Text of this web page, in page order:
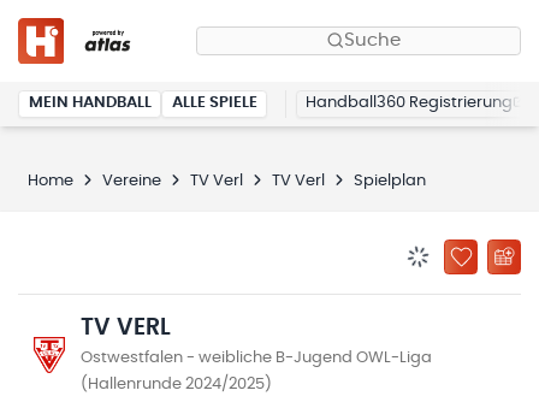
Suche
MEIN HANDBALL ALLE SPIELE Handball360 Registrierung
Home Vereine TV Verl TV Verl Spielplan
ZU
TV VERL
Ostwestfalen - weibliche B-Jugend OWL-Liga
(Hallenrunde 2024/2025)